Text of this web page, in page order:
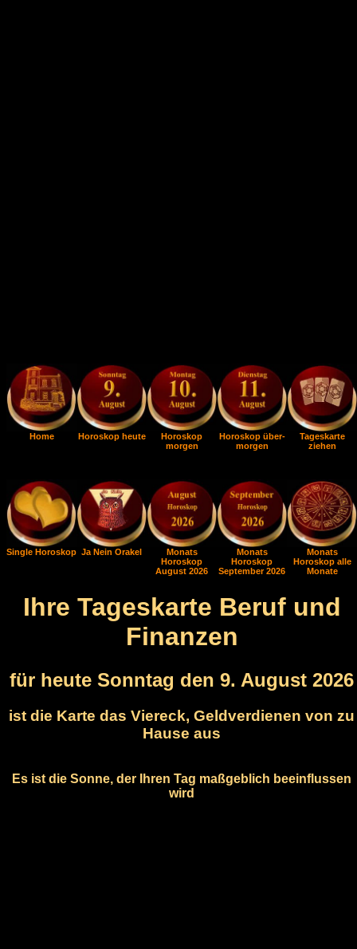
Home Horoskop heute
Horoskop
morgen
Horoskop über-
morgen
Tageskarte
ziehen
Single Horoskop Ja Nein Orakel
Monats
Horoskop
August 2026
Monats
Horoskop
September 2026
Monats
Horoskop alle
Monate
Ihre Tageskarte Beruf und
Finanzen
für heute Sonntag den 9. August 2026
ist die Karte das Viereck, Geldverdienen von zu
Hause aus
Es ist die Sonne, der Ihren Tag maßgeblich beeinflussen
wird